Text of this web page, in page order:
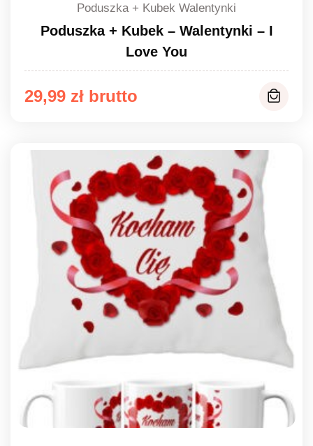
Poduszka + Kubek Walentynki
Poduszka + Kubek – Walentynki – I
Love You
29,99 zł